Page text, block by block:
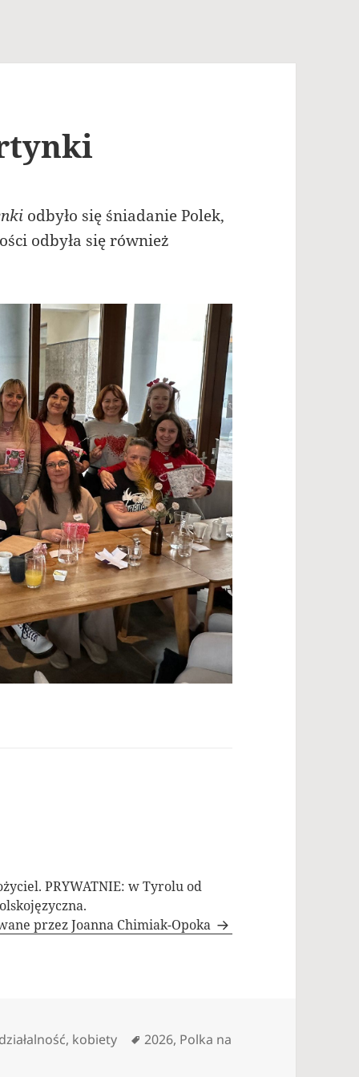
odbyło się śniadanie Polek,
odbyła się również
PRYWATNIE: w Tyrolu od
przez Joanna Chimiak-Opoka
, kobiety Tagi
2026, Polka na